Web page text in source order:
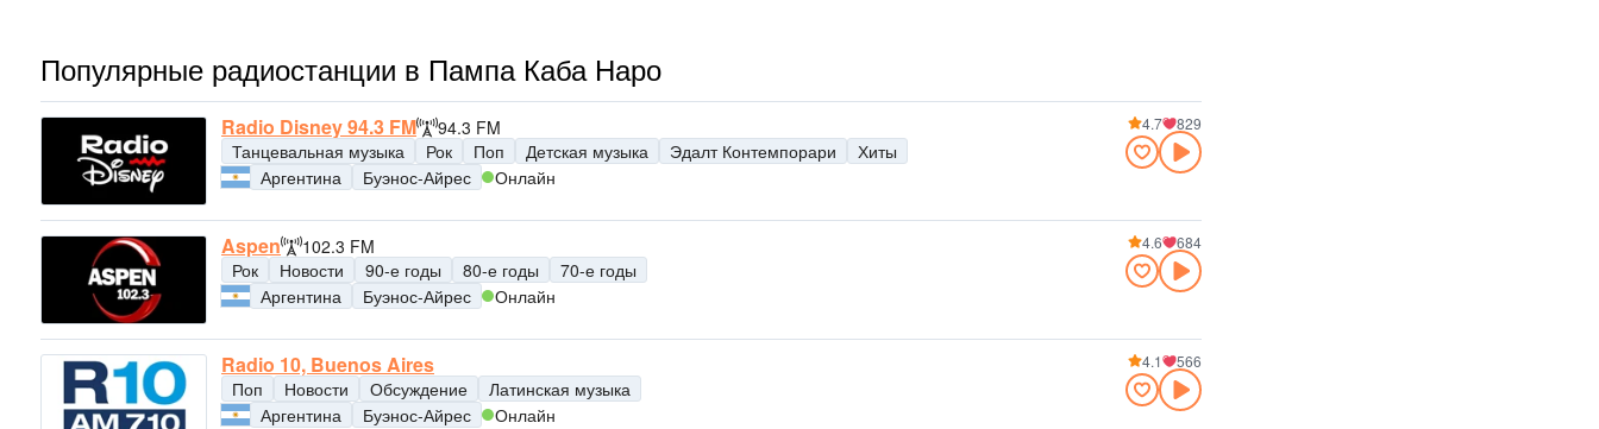
Популярные радиостанции в Пампа Каба Наро
Radio Disney 94.3 FM
94.3 FM
Танцевальная музыка
Рок Поп Детская музыка Эдалт Контемпорари
Хиты
Аргентина
Буэнос-Айрес Онлайн
4.7 829
Aspen
102.3 FM
Рок
Новости 90-е годы 80-е годы
70-е годы
Аргентина
Буэнос-Айрес Онлайн
4.6 684
Radio 10, Buenos Aires
Поп Новости Обсуждение
Латинская музыка
Аргентина
Буэнос-Айрес Онлайн
4.1 566